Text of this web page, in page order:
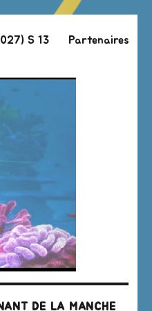
S 13 Partenaires
DE LA MANCHE